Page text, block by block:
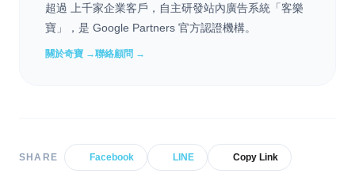
超過 上千家企業客戶，自主研發站內廣告系統「客樂
寶」，是 Google Partners 官方認證機構。
關於奇寶 →聯絡顧問 →
SHARE Facebook LINE Copy Link